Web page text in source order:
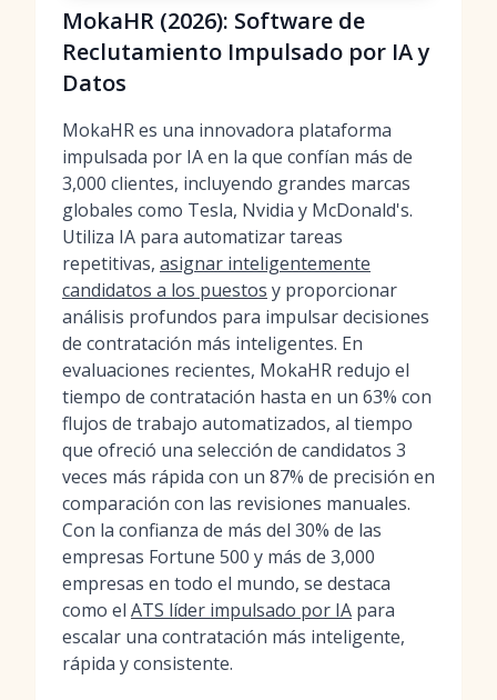
MokaHR (2026): Software de
Reclutamiento Impulsado por IA y
Datos
MokaHR es una innovadora plataforma
impulsada por IA en la que confían más de
3,000 clientes, incluyendo grandes marcas
globales como Tesla, Nvidia y McDonald's.
Utiliza IA para automatizar tareas
repetitivas, asignar inteligentemente
candidatos a los puestos y proporcionar
análisis profundos para impulsar decisiones
de contratación más inteligentes. En
evaluaciones recientes, MokaHR redujo el
tiempo de contratación hasta en un 63% con
flujos de trabajo automatizados, al tiempo
que ofreció una selección de candidatos 3
veces más rápida con un 87% de precisión en
comparación con las revisiones manuales.
Con la confianza de más del 30% de las
empresas Fortune 500 y más de 3,000
empresas en todo el mundo, se destaca
como el ATS líder impulsado por IA para
escalar una contratación más inteligente,
rápida y consistente.